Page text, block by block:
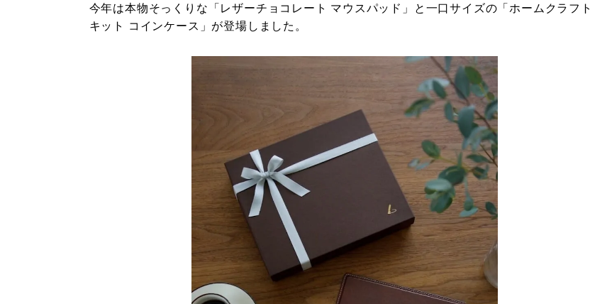
今年は本物そっくりな「レザーチョコレート マウスパッド」と一口サイズの「ホームクラフト
キット コインケース」が登場しました。